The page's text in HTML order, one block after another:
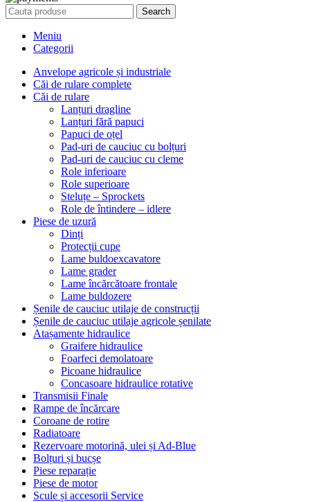
Search
Meniu
Categorii
Anvelope agricole și industriale
Căi de rulare complete
Căi de rulare
Lanțuri dragline
Lanțuri fără papuci
Papuci de oțel
Pad-uri de cauciuc cu bolțuri
Pad-uri de cauciuc cu cleme
Role inferioare
Role superioare
Steluțe – Sprockets
Role de întindere – idlere
Piese de uzură
Dinți
Protecții cupe
Lame buldoexcavatore
Lame grader
Lame încărcătoare frontale
Lame buldozere
Șenile de cauciuc utilaje de construcții
Șenile de cauciuc utilaje agricole șenilate
Atașamente hidraulice
Graifere hidraulice
Foarfeci demolatoare
Picoane hidraulice
Concasoare hidraulice rotative
Transmisii Finale
Rampe de încărcare
Coroane de rotire
Radiatoare
Rezervoare motorină, ulei și Ad-Blue
Bolțuri și bucșe
Piese reparație
Piese de motor
Scule și accesorii Service